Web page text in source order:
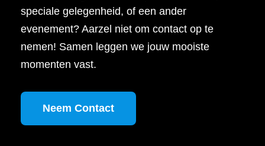
speciale gelegenheid, of een ander
evenement? Aarzel niet om contact op te
nemen! Samen leggen we jouw mooiste
momenten vast.
Neem Contact